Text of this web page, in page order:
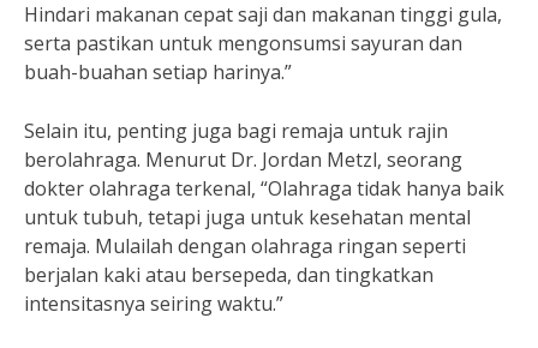
Hindari makanan cepat saji dan makanan tinggi gula,
serta pastikan untuk mengonsumsi sayuran dan
buah-buahan setiap harinya.”
Selain itu, penting juga bagi remaja untuk rajin
berolahraga. Menurut Dr. Jordan Metzl, seorang
dokter olahraga terkenal, “Olahraga tidak hanya baik
untuk tubuh, tetapi juga untuk kesehatan mental
remaja. Mulailah dengan olahraga ringan seperti
berjalan kaki atau bersepeda, dan tingkatkan
intensitasnya seiring waktu.”